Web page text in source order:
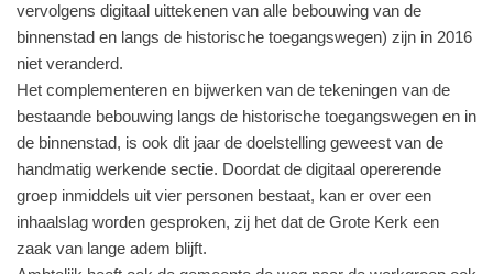
vervolgens digitaal uittekenen van alle bebouwing van de
binnenstad en langs de historische toegangswegen) zijn in 2016
niet veranderd.
Het complementeren en bijwerken van de tekeningen van de
bestaande bebouwing langs de historische toegangswegen en in
de binnenstad, is ook dit jaar de doelstelling geweest van de
handmatig werkende sectie. Doordat de digitaal opererende
groep inmiddels uit vier personen bestaat, kan er over een
inhaalslag worden gesproken, zij het dat de Grote Kerk een
zaak van lange adem blijft.